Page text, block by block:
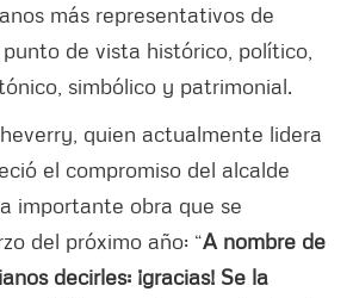
más representativos de
de vista histórico, político,
simbólico y patrimonial.
quien actualmente lidera
el compromiso del alcalde
importante obra que se
del próximo año: “A nombre de
decirles: ¡gracias! Se la